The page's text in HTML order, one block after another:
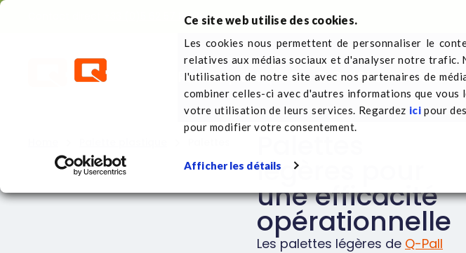
Ce site web utilise des cookies.
Les cookies nous permettent de personnaliser le
relatives aux médias sociaux et d'analyser notre trafic.
l'utilisation de notre site avec nos partenaires de
combiner celles-ci avec d'autres informations que
votre utilisation de leurs services. Regardez ici pour
pour modifier votre consentement.
Afficher les détails
+33 (0)5 62 57 88 38
Palette plastique Sur Q-PallSecteurs
légères pour
une efficacité
opérationnelle
Les palettes légères de Q-Pall